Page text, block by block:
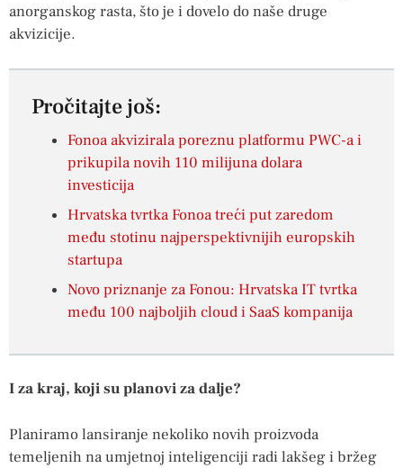
anorganskog rasta, što je i dovelo do naše druge
akvizicije.
Pročitajte još:
Fonoa akvizirala poreznu platformu PWC-a i
prikupila novih 110 milijuna dolara
investicija
Hrvatska tvrtka Fonoa treći put zaredom
među stotinu najperspektivnijih europskih
startupa
Novo priznanje za Fonou: Hrvatska IT tvrtka
među 100 najboljih cloud i SaaS kompanija
I za kraj, koji su planovi za dalje?
Planiramo lansiranje nekoliko novih proizvoda
temeljenih na umjetnoj inteligenciji radi lakšeg i bržeg